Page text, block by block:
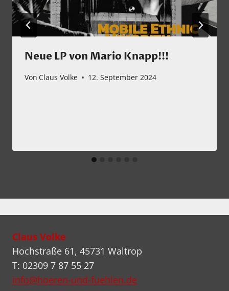
Neue LP von Mario Knapp!!!
Von Claus Volke 12. September 2024
Claus Volke
Hochstraße 61, 45731 Waltrop
T: 02309 7 87 55 27
info@hoeren-und-fuehlen.de